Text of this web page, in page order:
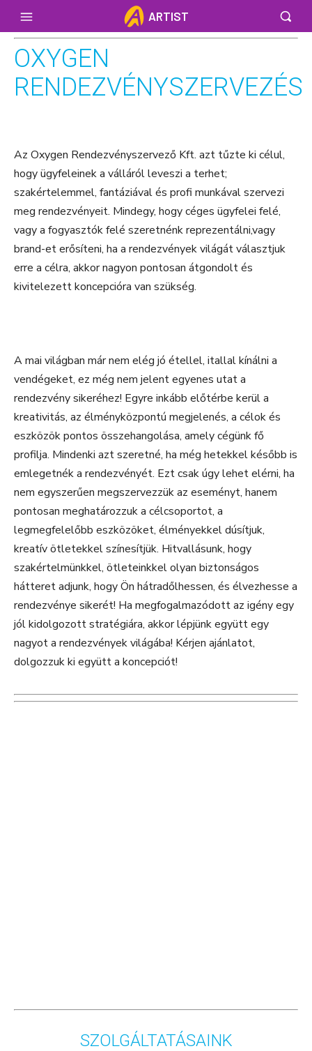
ARTIST
OXYGEN
RENDEZVÉNYSZERVEZÉS
Az Oxygen Rendezvényszervező Kft. azt tűzte ki célul,
hogy ügyfeleinek a válláról leveszi a terhet;
szakértelemmel, fantáziával és profi munkával szervezi
meg rendezvényeit. Mindegy, hogy céges ügyfelei felé,
vagy a fogyasztók felé szeretnénk reprezentálni,vagy
brand-et erősíteni, ha a rendezvények világát választjuk
erre a célra, akkor nagyon pontosan átgondolt és
kivitelezett koncepcióra van szükség.
A mai világban már nem elég jó étellel, itallal kínálni a
vendégeket, ez még nem jelent egyenes utat a
rendezvény sikeréhez! Egyre inkább előtérbe kerül a
kreativitás, az élményközpontú megjelenés, a célok és
eszközök pontos összehangolása, amely cégünk fő
profilja. Mindenki azt szeretné, ha még hetekkel később is
emlegetnék a rendezvényét. Ezt csak úgy lehet elérni, ha
nem egyszerűen megszervezzük az eseményt, hanem
pontosan meghatározzuk a célcsoportot, a
legmegfelelőbb eszközöket, élményekkel dúsítjuk,
kreatív ötletekkel színesítjük. Hitvallásunk, hogy
szakértelmünkkel, ötleteinkkel olyan biztonságos
hátteret adjunk, hogy Ön hátradőlhessen, és élvezhesse a
rendezvénye sikerét! Ha megfogalmazódott az igény egy
jól kidolgozott stratégiára, akkor lépjünk együtt egy
nagyot a rendezvények világába! Kérjen ajánlatot,
dolgozzuk ki együtt a koncepciót!
SZOLGÁLTATÁSAINK